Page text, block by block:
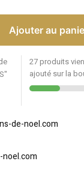
Ajouter au
27 produits
ajouté sur la